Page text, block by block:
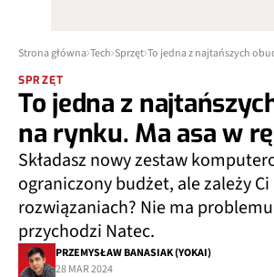
Strona główna Tech Sprzęt
SPRZĘT
To jedna z
na rynku. Ma asa w
Składasz nowy zestaw
ograniczony budżet, ale zależy
rozwiązaniach? Nie ma
przychodzi Natec.
PRZEMYSŁAW BANASIAK (YOKAI)
28 MAR 2024